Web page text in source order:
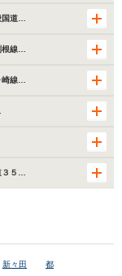
国道…
根線…
崎線…
３５…
新々田 都